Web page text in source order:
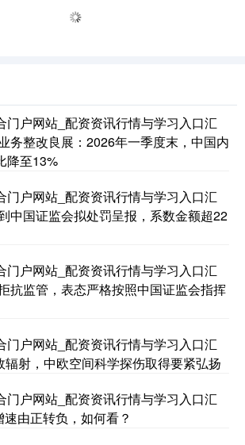
门户网站_配资资讯行情与学习入口汇
务整改良展：2026年一季度末，中国内
降至13%
门户网站_配资资讯行情与学习入口汇
中国证监会拟处罚呈报，系数金额超22
门户网站_配资资讯行情与学习入口汇
抗监管，表态严格按照中国证监会指挥
门户网站_配资资讯行情与学习入口汇
辐射，中欧空间科学探伤取得要紧弘扬
门户网站_配资资讯行情与学习入口汇
由正转负，如何看？